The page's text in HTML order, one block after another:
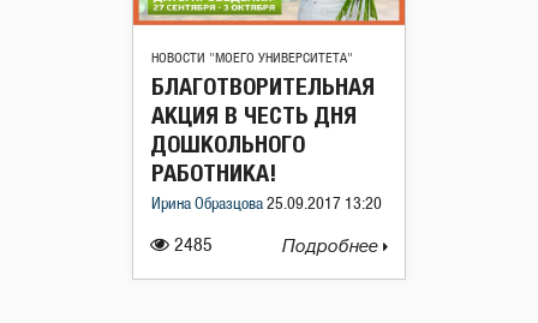
НОВОСТИ "МОЕГО УНИВЕРСИТЕТА"
2485
БЛАГОТВОРИТЕЛЬНАЯ
АКЦИЯ В ЧЕСТЬ ДНЯ
ДОШКОЛЬНОГО
РАБОТНИКА!
Ирина Образцова 25.09.2017 13:20
Подробнее